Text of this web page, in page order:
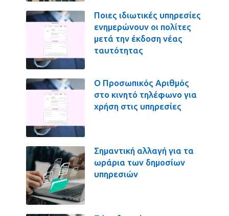
Ποιες ιδιωτικές υπηρεσίες
ενημερώνουν οι πολίτες
μετά την έκδοση νέας
ταυτότητας
Ο Προσωπικός Αριθμός
στο κινητό τηλέφωνο για
χρήση στις υπηρεσίες
Σημαντική αλλαγή για τα
ωράρια των δημοσίων
υπηρεσιών